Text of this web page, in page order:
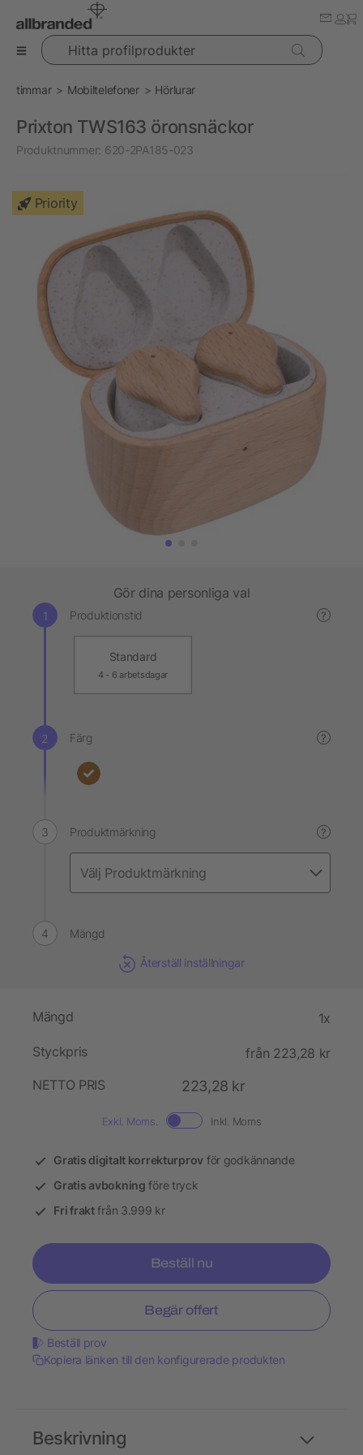
Hitta profilprodukter
timmar Mobiltelefoner Hörlurar
Prixton TWS163 öronsnäckor
Produktnummer: 620-2PA185-023
Priority
Gör dina personliga val
Produktionstid ?
Standard
4 - 6 arbetsdagar
Färg ?
Produktmärkning ?
Mängd
Återställ inställningar
Mängd 1x
Styckpris
från 223,28 kr
NETTO PRIS
223,28 kr
Exkl. Moms. Inkl. Moms
Gratis digitalt korrekturprov för godkännande
Gratis avbokning före tryck
Fri fraktfrån 3.999 kr
Beställ nu
Begär offert
Beställ prov
Kopiera länken till den konfigurerade produkten
Beskrivning